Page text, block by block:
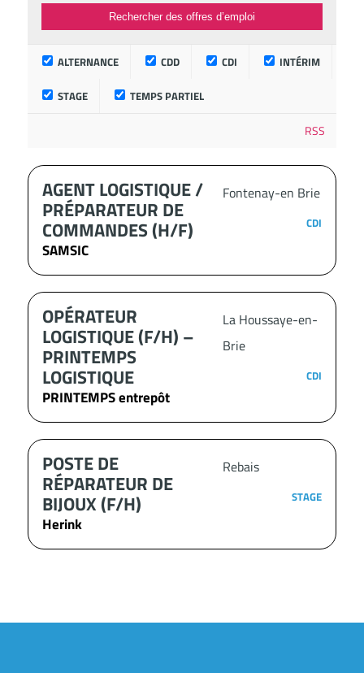
ALTERNANCE CDD CDI INTÉRIM
STAGE TEMPS PARTIEL
RSS
AGENT LOGISTIQUE /
PRÉPARATEUR DE
COMMANDES (H/F)
SAMSIC
Fontenay-en Brie
CDI
OPÉRATEUR
LOGISTIQUE (F/H) –
PRINTEMPS
LOGISTIQUE
PRINTEMPS entrepôt
La Houssaye-en-
Brie
CDI
POSTE DE
RÉPARATEUR DE
BIJOUX (F/H)
Herink
Rebais
STAGE